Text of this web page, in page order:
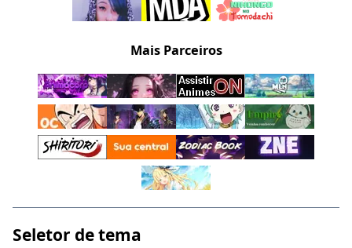
Mais Parceiros
Seletor de tema